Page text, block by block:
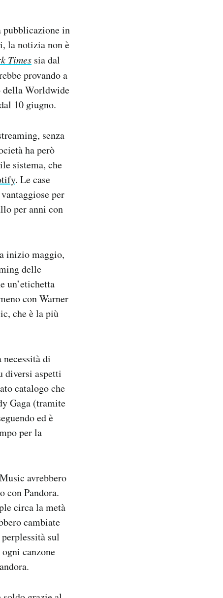
pubblicazione in
la notizia non è
Times sia dal
provando a
della Worldwide
10 giugno.
senza
ha però
sistema, che
. Le case
per
per anni con
inizio maggio,
delle
un’etichetta
con Warner
che è la più
di
diversi aspetti
catalogo che
Gaga (tramite
ed è
per la
avrebbero
con Pandora.
circa la metà
cambiate
sul
canzone